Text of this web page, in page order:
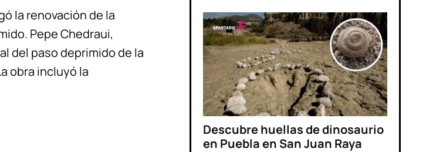
la renovación de la
Pepe Chedraui,
del paso deprimido de la
obra incluyó la
Descubre huellas de dinosaurio
en Puebla en San Juan Raya